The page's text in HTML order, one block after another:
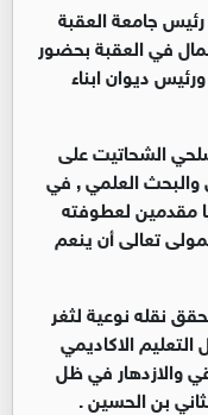
جامعة العقبة
في العقبة بحضور
ديوان ابناء
الشحاتيت على
والبحث العلمي , في
مقدمين لعطوفته
تعالى أن ينعم
نقله نوعية لثغر
الاكاديمي
والازدهار في ظل
بن الحسين .